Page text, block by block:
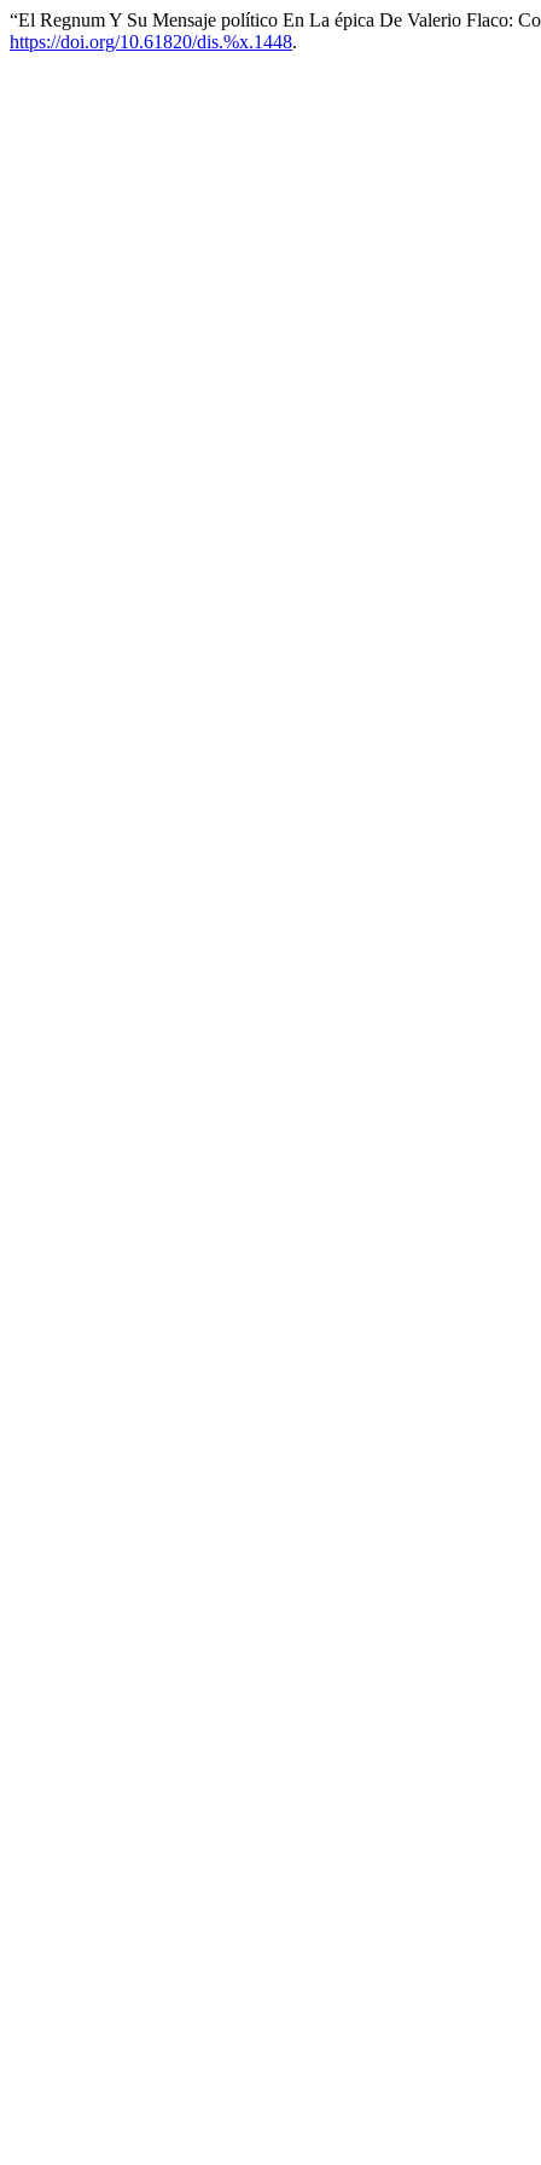
“El Regnum Y Su Mensaje político En La épica De Valerio Flaco:
https://doi.org/10.61820/dis.%x.1448.